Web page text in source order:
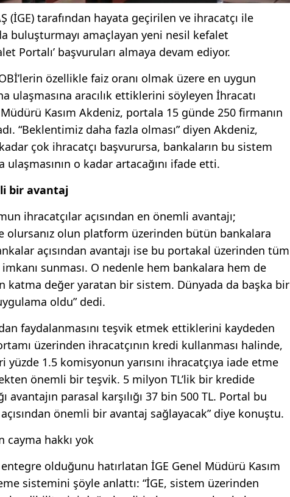
(İGE) tarafından hayata geçirilen ve ihracatçı ile
buluşturmayı amaçlayan yeni nesil kefalet
Portalı’ başvuruları almaya devam ediyor.
özellikle faiz oranı olmak üzere en uygun
ulaşmasına aracılık ettiklerini söyleyen İhracatı
Kasım Akdeniz, portala 15 günde 250 firmanın
“Beklentimiz daha fazla olması” diyen Akdeniz,
çok ihracatçı başvurursa, bankaların bu sistem
ulaşmasının o kadar artacağını ifade etti.
bir avantaj
ihracatçılar açısından en önemli avantajı;
olursanız olun platform üzerinden bütün bankalara
açısından avantajı ise bu portakal üzerinden tüm
sunması. O nedenle hem bankalara hem de
katma değer yaratan bir sistem. Dünyada da başka bir
oldu” dedi.
faydalanmasını teşvik etmek ettiklerini kaydeden
üzerinden ihracatçının kredi kullanması halinde,
1.5 komisyonun yarısını ihracatçıya iade etme
önemli bir teşvik. 5 milyon TL’lik bir kredide
avantajın parasal karşılığı 37 bin 500 TL. Portal bu
önemli bir avantaj sağlayacak” diye konuştu.
cayma hakkı yok
olduğunu hatırlatan İGE Genel Müdürü Kasım
sistemini şöyle anlattı: “İGE, sistem üzerinden